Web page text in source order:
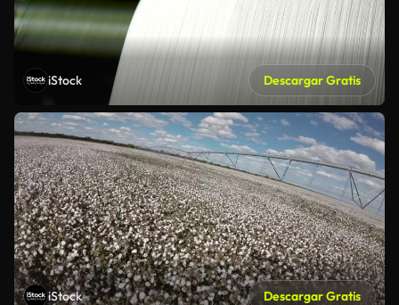
iStock Descargar Gratis
iStock Descargar Gratis